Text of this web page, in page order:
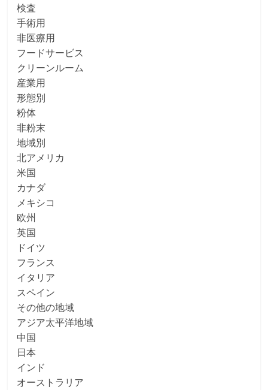
検査
手術用
非医療用
フードサービス
クリーンルーム
産業用
形態別
粉体
非粉末
地域別
北アメリカ
米国
カナダ
メキシコ
欧州
英国
ドイツ
フランス
イタリア
スペイン
その他の地域
アジア太平洋地域
中国
日本
インド
オーストラリア